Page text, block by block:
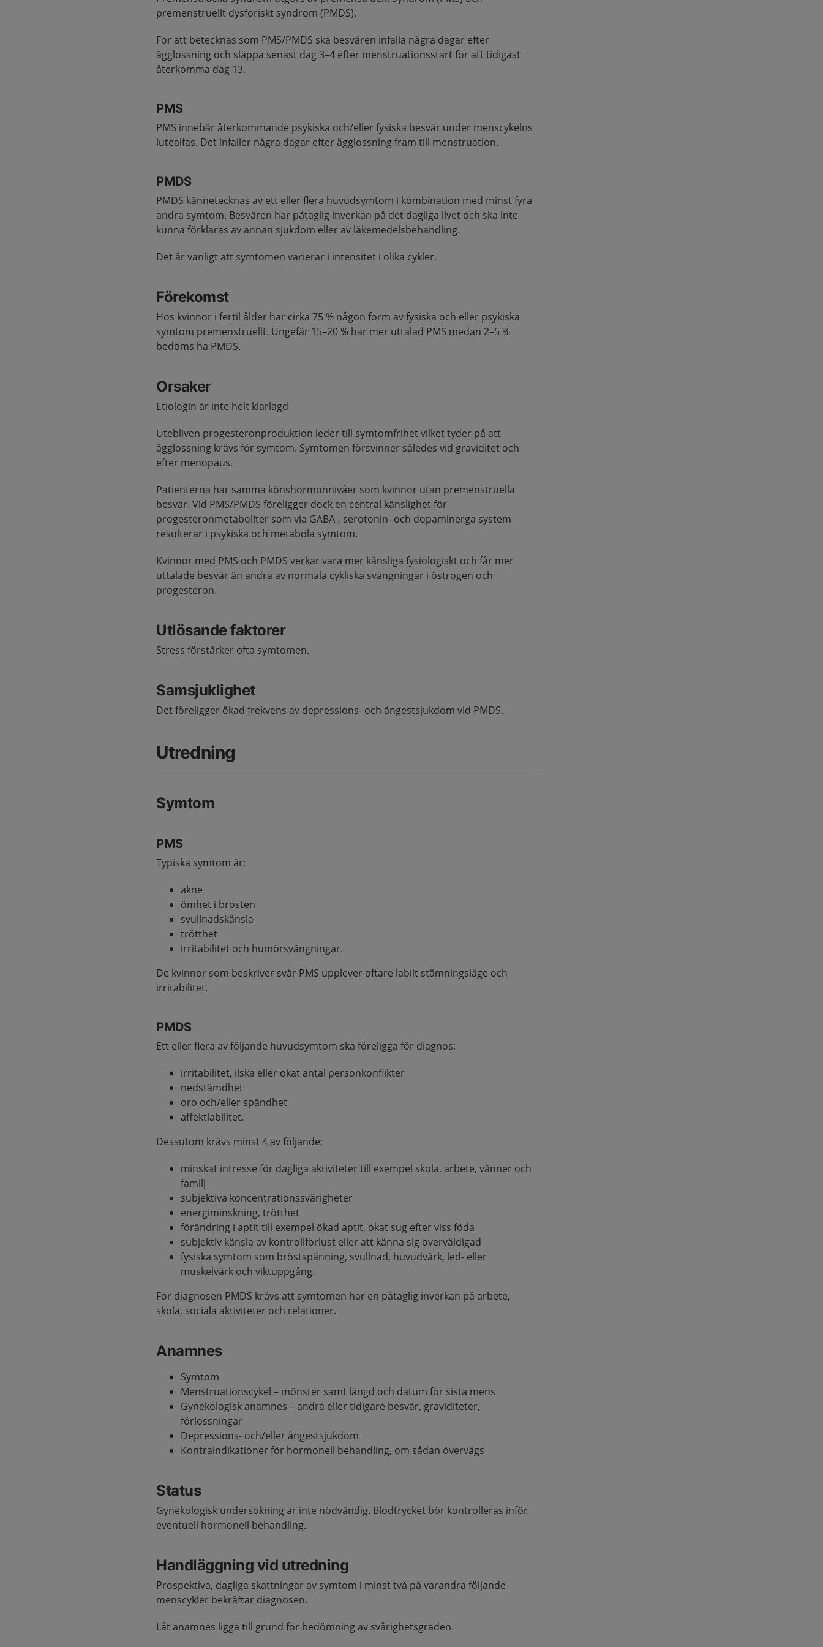
premenstruellt dysforiskt syndrom (PMDS).
För att betecknas som PMS/PMDS ska besvären infalla några dagar efter
ägglossning och släppa senast dag 3–4 efter menstruationsstart för att tidigast
återkomma dag 13.
PMS
PMS innebär återkommande psykiska och/eller fysiska besvär under menscykelns
lutealfas. Det infaller några dagar efter ägglossning fram till menstruation.
PMDS
PMDS kännetecknas av ett eller flera huvudsymtom i kombination med minst fyra
andra symtom. Besvären har påtaglig inverkan på det dagliga livet och ska inte
kunna förklaras av annan sjukdom eller av läkemedelsbehandling.
Det är vanligt att symtomen varierar i intensitet i olika cykler.
Förekomst
Hos kvinnor i fertil ålder har cirka 75 % någon form av fysiska och eller psykiska
symtom premenstruellt. Ungefär 15–20 % har mer uttalad PMS medan 2–5 %
bedöms ha PMDS.
Orsaker
Etiologin är inte helt klarlagd.
Utebliven progesteronproduktion leder till symtomfrihet vilket tyder på att
ägglossning krävs för symtom. Symtomen försvinner således vid graviditet och
efter menopaus.
Patienterna har samma könshormonnivåer som kvinnor utan premenstruella
besvär. Vid PMS/PMDS föreligger dock en central känslighet för
progesteronmetaboliter som via GABA-, serotonin- och dopaminerga system
resulterar i psykiska och metabola symtom.
Kvinnor med PMS och PMDS verkar vara mer känsliga fysiologiskt och får mer
uttalade besvär än andra av normala cykliska svängningar i östrogen och
progesteron.
Utlösande faktorer
Stress förstärker ofta symtomen.
Samsjuklighet
Det föreligger ökad frekvens av depressions- och ångestsjukdom vid PMDS.
Utredning
Symtom
PMS
Typiska symtom är:
akne
ömhet i brösten
svullnadskänsla
trötthet
irritabilitet och humörsvängningar.
De kvinnor som beskriver svår PMS upplever oftare labilt stämningsläge och
irritabilitet.
PMDS
Ett eller flera av följande huvudsymtom ska föreligga för diagnos:
irritabilitet, ilska eller ökat antal personkonflikter
nedstämdhet
oro och/eller spändhet
affektlabilitet.
Dessutom krävs minst 4 av följande:
minskat intresse för dagliga aktiviteter till exempel skola, arbete, vänner och
familj
subjektiva koncentrationssvårigheter
energiminskning, trötthet
förändring i aptit till exempel ökad aptit, ökat sug efter viss föda
subjektiv känsla av kontrollförlust eller att känna sig överväldigad
fysiska symtom som bröstspänning, svullnad, huvudvärk, led- eller
muskelvärk och viktuppgång.
För diagnosen PMDS krävs att symtomen har en påtaglig inverkan på arbete,
skola, sociala aktiviteter och relationer.
Anamnes
Symtom
Menstruationscykel – mönster samt längd och datum för sista mens
Gynekologisk anamnes – andra eller tidigare besvär, graviditeter,
förlossningar
Depressions- och/eller ångestsjukdom
Kontraindikationer för hormonell behandling, om sådan övervägs
Status
Gynekologisk undersökning är inte nödvändig. Blodtrycket bör kontrolleras inför
eventuell hormonell behandling.
Handläggning vid utredning
Prospektiva, dagliga skattningar av symtom i minst två på varandra följande
menscykler bekräftar diagnosen.
Låt anamnes ligga till grund för bedömning av svårighetsgraden.